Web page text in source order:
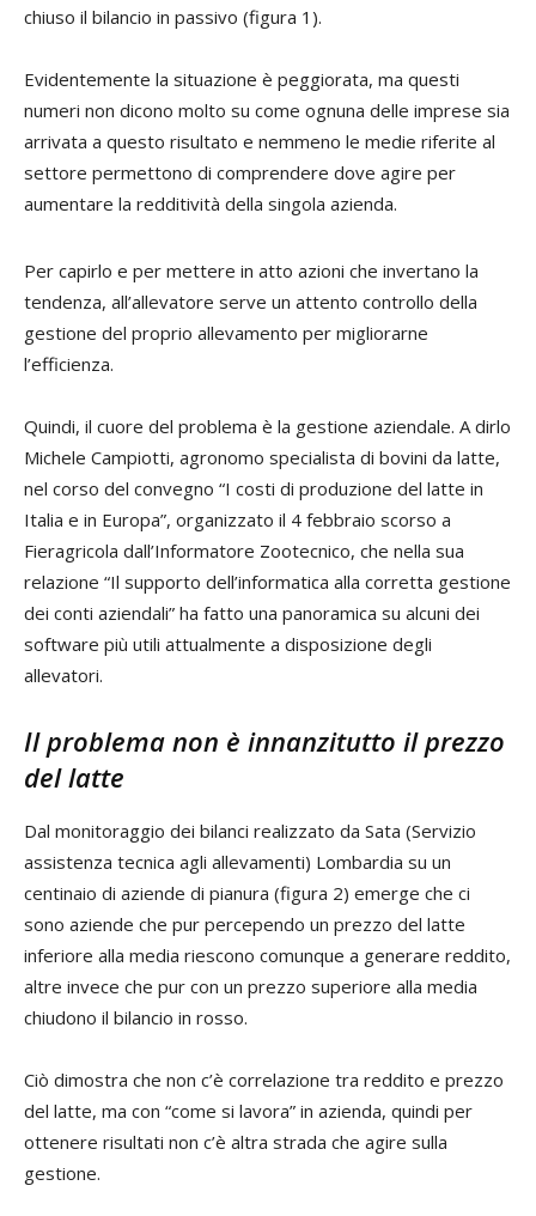
chiuso il bilancio in passivo (figura 1).
Evidentemente la situazione è peggiorata, ma questi
numeri non dicono molto su come ognuna delle imprese sia
arrivata a questo risultato e nemmeno le medie riferite al
settore permettono di comprendere dove agire per
aumentare la redditività della singola azienda.
Per capirlo e per mettere in atto azioni che invertano la
tendenza, all’allevatore serve un attento controllo della
gestione del proprio allevamento per migliorarne
l’efficienza.
Quindi, il cuore del problema è la gestione aziendale. A dirlo
Michele Campiotti, agronomo specialista di bovini da latte,
nel corso del convegno “I costi di produzione del latte in
Italia e in Europa”, organizzato il 4 febbraio scorso a
Fieragricola dall’Informatore Zootecnico, che nella sua
relazione “Il supporto dell’informatica alla corretta gestione
dei conti aziendali” ha fatto una panoramica su alcuni dei
software più utili attualmente a disposizione degli
allevatori.
Il problema non è innanzitutto il prezzo
del latte
Dal monitoraggio dei bilanci realizzato da Sata (Servizio
assistenza tecnica agli allevamenti) Lombardia su un
centinaio di aziende di pianura (figura 2) emerge che ci
sono aziende che pur percependo un prezzo del latte
inferiore alla media riescono comunque a generare reddito,
altre invece che pur con un prezzo superiore alla media
chiudono il bilancio in rosso.
Ciò dimostra che non c’è correlazione tra reddito e prezzo
del latte, ma con “come si lavora” in azienda, quindi per
ottenere risultati non c’è altra strada che agire sulla
gestione.